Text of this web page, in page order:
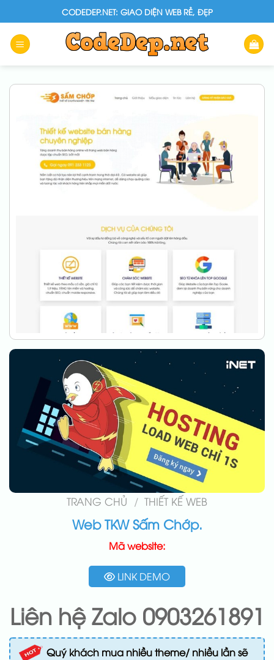
to
content
CODEDEP.NET: GIAO DIỆN WEB RẺ, ĐẸP
TRANG CHỦ / THIẾT KẾ WEB
Web TKW Sấm Chớp.
Mã website:
LINK DEMO
Liên hệ Zalo 0903261891
Quý khách mua nhiều theme/ nhiều lần sẽ